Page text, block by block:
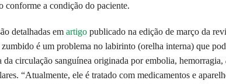
conforme a condição do paciente.
detalhadas em artigo publicado na edição de março da
é um problema no labirinto (orelha interna) que
circulação sanguínea originada por embolia, hemorragia,
“Atualmente, ele é tratado com medicamentos e